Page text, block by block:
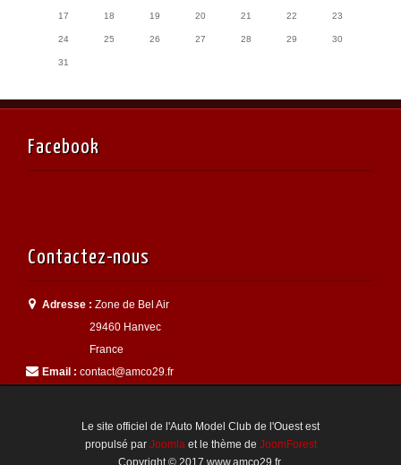
17 18 19 20 21 22 23
24 25 26 27 28 29 30
31
Facebook
Contactez-nous
Adresse : Zone de Bel Air
29460 Hanvec
France
Email : contact@amco29.fr
Le site officiel de l'Auto Model Club de l'Ouest est
propulsé par Joomlaet le thème de JoomForest
Copyright © 2017 www.amco29.fr.